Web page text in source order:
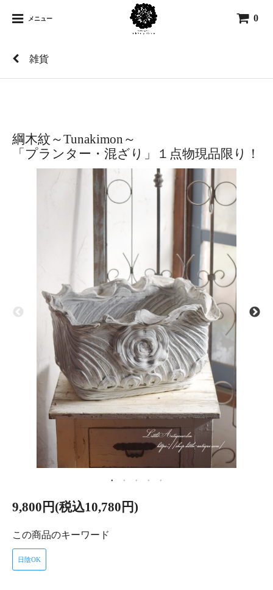
メニュー 0
雑貨
綱木紋～Tunakimon～
「プランター・混ざり」１点物現品限り！
9,800円(税込10,780円)
この商品のキーワード
日陰OK